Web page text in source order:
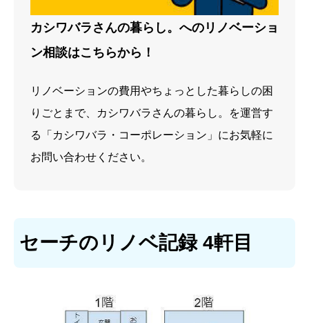
カシワバラさんの暮らし。へのリノベーショ
ン相談はこちらから！
リノベーションの費用やちょっとした暮らしの困
りごとまで、カシワバラさんの暮らし。を運営す
る「カシワバラ・コーポレーション」にお気軽に
お問い合わせください。
セーチのリノベ記録 4軒目